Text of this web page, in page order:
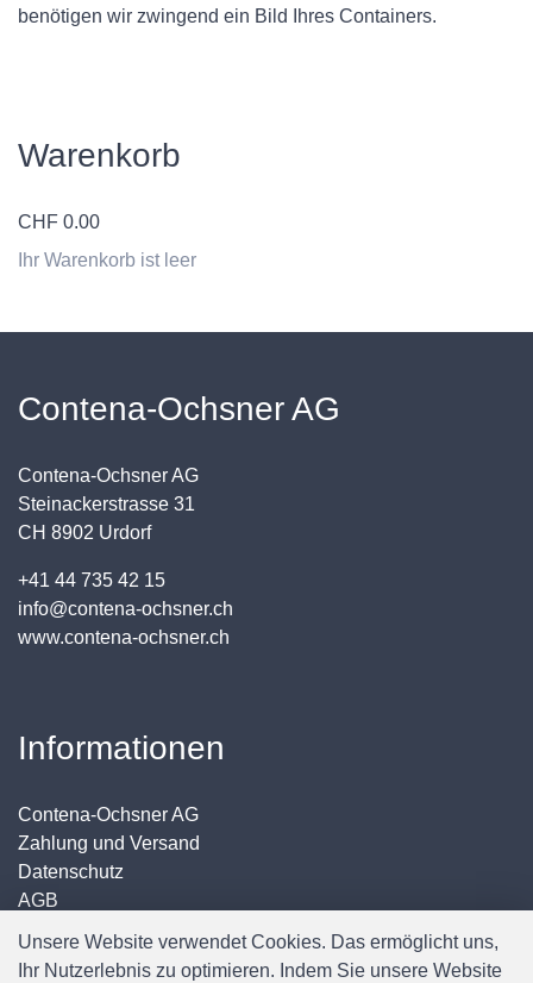
benötigen wir zwingend ein Bild Ihres Containers.
Warenkorb
CHF 0.00
Ihr Warenkorb ist leer
Contena-Ochsner AG
Contena-Ochsner AG
Steinackerstrasse 31
CH 8902 Urdorf
+41 44 735 42 15
info@contena-ochsner.ch
www.contena-ochsner.ch
Informationen
Contena-Ochsner AG
Zahlung und Versand
Datenschutz
AGB
Impressum
Unsere Website verwendet Cookies. Das ermöglicht uns,
Ihr Nutzerlebnis zu optimieren. Indem Sie unsere Website